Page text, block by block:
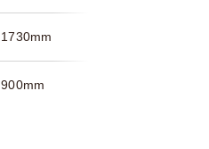
1730mm
900mm